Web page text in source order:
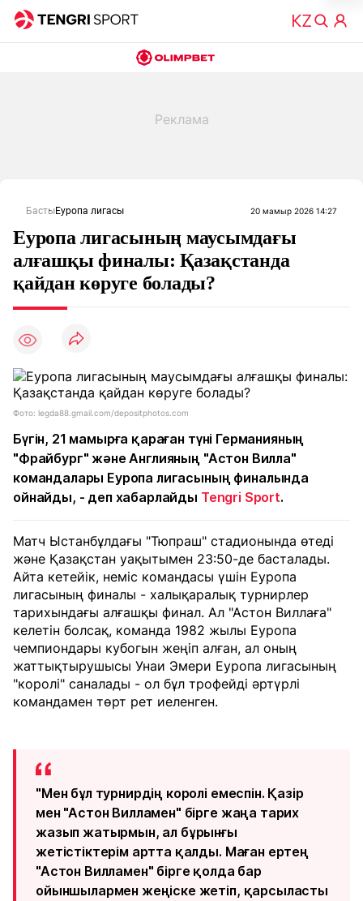
БастыЕуропа лигасы 20 мамыр 2026 14:27
Еуропа лигасының маусымдағы
алғашқы финалы: Қазақстанда
қайдан көруге болады?
Фото: legda88.gmail.com/depositphotos.com
Бүгін, 21 мамырға қараған түні Германияның
"Фрайбург" және Англияның "Астон Вилла"
командалары Еуропа лигасының финалында
ойнайды, - деп хабарлайды Tengri Sport.
Матч Ыстанбұлдағы "Тюпраш" стадионында өтеді
және Қазақстан уақытымен 23:50-де басталады.
Айта кетейік, неміс командасы үшін Еуропа
лигасының финалы - халықаралық турнирлер
тарихындағы алғашқы финал. Ал "Астон Виллаға"
келетін болсақ, команда 1982 жылы Еуропа
чемпиондары кубогын жеңіп алған, ал оның
жаттықтырушысы Унаи Эмери Еуропа лигасының
"королі" саналады - ол бұл трофейді әртүрлі
командамен төрт рет иеленген.
"Мен бұл турнирдің королі емеспін. Қазір
мен "Астон Вилламен" бірге жаңа тарих
жазып жатырмын, ал бұрынғы
жетістіктерім артта қалды. Маған ертең
"Астон Вилламен" бірге қолда бар
ойыншылармен жеңіске жетіп, қарсыласты